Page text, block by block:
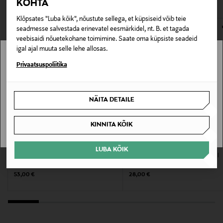
KOHTA
Klõpsates "Luba kõik", nõustute sellega, et küpsiseid võib teie
seadmesse salvestada erinevatel eesmärkidel, nt. B. et tagada
veebisaidi nõuetekohane toimimine. Saate oma küpsiste seadeid
igal ajal muuta selle lehe allosas.
Privaatsuspoliitika
NÄITA DETAILE
KINNITA KÕIK
LUBA KÕIK
Värv
NOCOL
Suurus
PRANTSUSMAA
Valmistaja tootenumber
65739
Scandinavian Cosmetics AB
E-POE TAGASTUSED
Original Price
53,00 €
Näokreem Zinc Power Spot Control
Original Price
28,00 €
Stockmann pole Sinu riigis saadaval.
SAAN ARU